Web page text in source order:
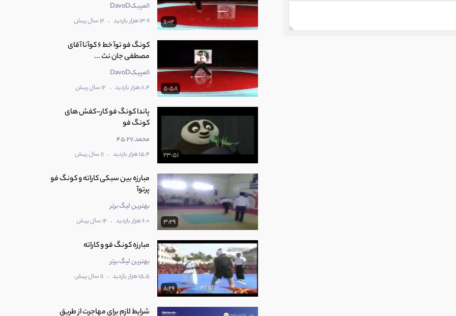
11:02
المپیکDavoD
13.9 هزار بازدید . 12 سال پیش
5:58
کونگ فو توآ خط 6 کوآنا آقای
مصطفی جان نث ...
المپیکDavoD
8.4 هزار بازدید . 12 سال پیش
23:51
پاندا کونگ فو کار-کفش های
کونگ فو
محمد.45.27
15.4 هزار بازدید . 11 سال پیش
3:29
مبارزه بین سبکی کاراته و کونگ فو
پرتوآ
بهترین لیگ برتر
6.0 هزار بازدید . 12 سال پیش
8:29
مبارزه کونگ فو و کاراته
بهترین لیگ برتر
15.5 هزار بازدید . 11 سال پیش
شرایط لازم برای مهاجرت از طریق